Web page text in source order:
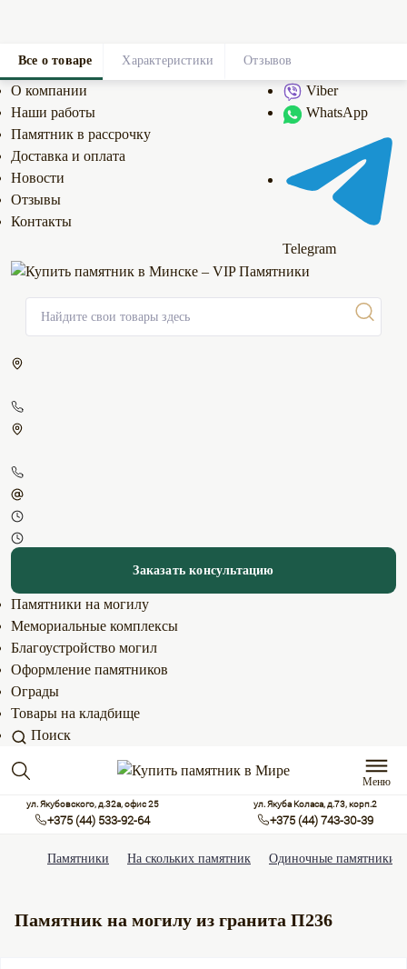
О компании
Наши работы
Памятник в рассрочку
Доставка и оплата
Новости
Отзывы
Контакты
Viber
WhatsApp
Telegram
Заказать консультацию
Памятники на могилу
Мемориальные комплексы
Благоустройство могил
Оформление памятников
Ограды
Товары на кладбище
Поиск
Меню
ул. Якубовского, д.32а, офис 25
+375 (44) 533-92-64
ул. Якуба Коласа, д.73, корп.2
+375 (44) 743-30-39
Памятники На скольких памятник Одиночные памятники
Памятник на могилу из гранита П236
Все о товаре Характеристики Отзывов